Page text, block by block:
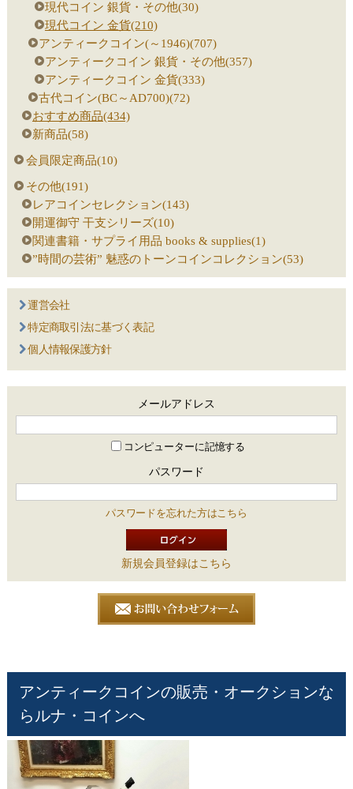
現代コイン 銀貨・その他(30)
現代コイン 金貨(210)
アンティークコイン(～1946)(707)
アンティークコイン 銀貨・その他(357)
アンティークコイン 金貨(333)
古代コイン(BC～AD700)(72)
おすすめ商品(434)
新商品(58)
会員限定商品(10)
その他(191)
レアコインセレクション(143)
開運御守 干支シリーズ(10)
関連書籍・サプライ用品 books & supplies(1)
”時間の芸術” 魅惑のトーンコインコレクション(53)
運営会社
特定商取引法に基づく表記
個人情報保護方針
メールアドレス
コンピューターに記憶する
パスワード
パスワードを忘れた方はこちら
新規会員登録はこちら
アンティークコインの販売・オークションな
らルナ・コインへ